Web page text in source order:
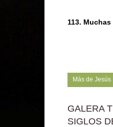
113.
Más de
GALERA
SIGLOS